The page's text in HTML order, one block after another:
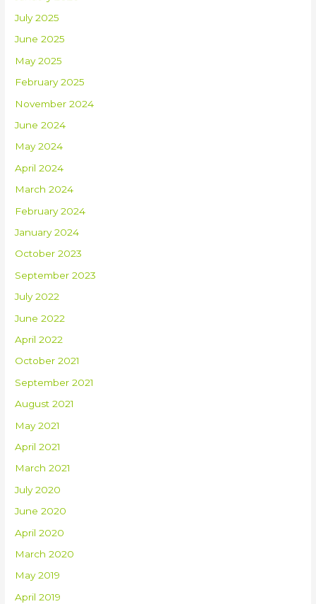
July 2025
June 2025
May 2025
February 2025
November 2024
June 2024
May 2024
April 2024
March 2024
February 2024
January 2024
October 2023
September 2023
July 2022
June 2022
April 2022
October 2021
September 2021
August 2021
May 2021
April 2021
March 2021
July 2020
June 2020
April 2020
March 2020
May 2019
April 2019